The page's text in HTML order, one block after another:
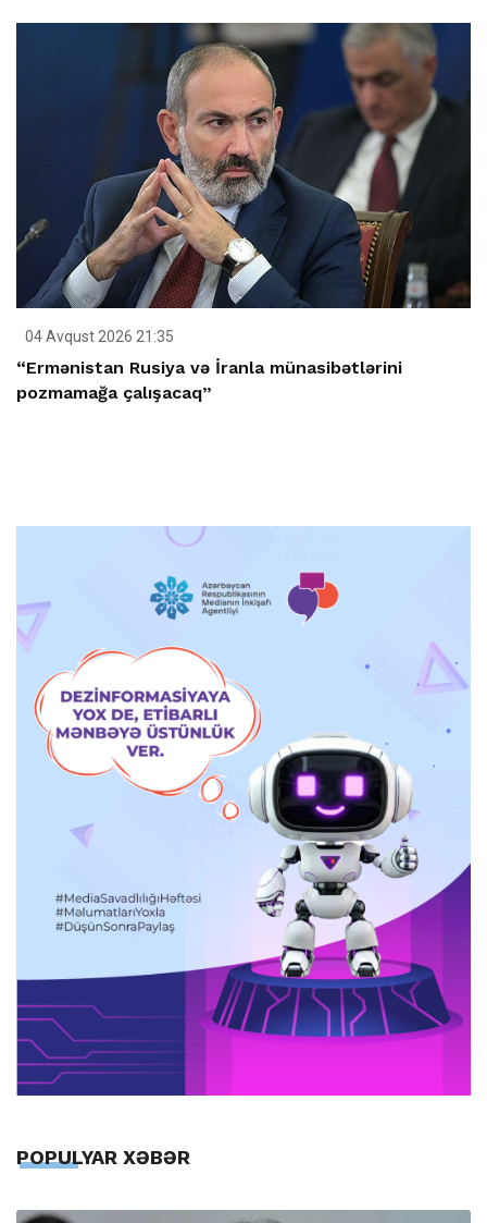
04 Avqust 2026 21:35
“Ermənistan Rusiya və İranla münasibətlərini
pozmamağa çalışacaq”
POPULYAR XƏBƏR